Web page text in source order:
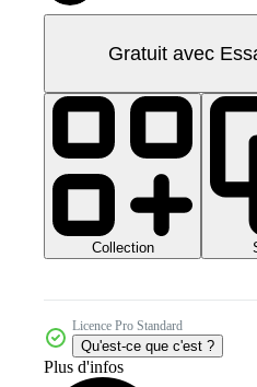
Gratuit avec
Collection
Licence Pro Standard
Qu'est-ce que c'est ?
Plus d'infos